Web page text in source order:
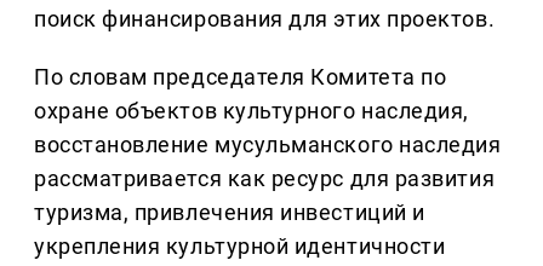
поиск финансирования для этих проектов.
По словам председателя Комитета по
охране объектов культурного наследия,
восстановление мусульманского наследия
рассматривается как ресурс для развития
туризма, привлечения инвестиций и
укрепления культурной идентичности